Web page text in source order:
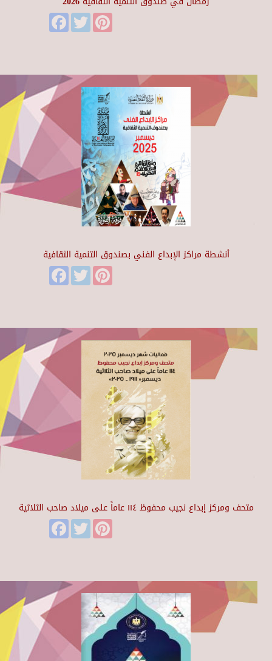
FacebookTwitter
أنشطة مراكز الإبداع الفني بصندوق التنمية الثقافية
FacebookTwitter
متحف ومركز إبداع نجيب محفوظ ١١٤ عاماً على ميلاد صاحب الثلاثية
FacebookTwitter